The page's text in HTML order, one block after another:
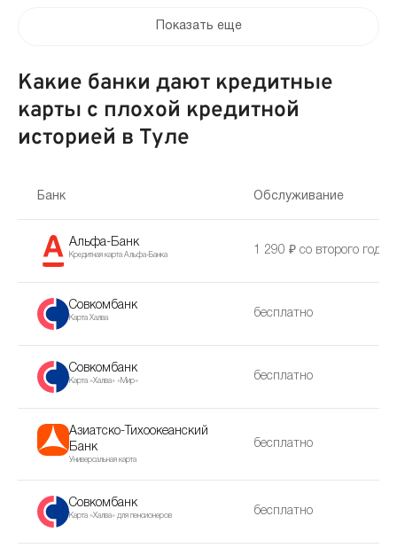
Показать еще
Какие банки дают кредитные
карты с плохой кредитной
историей в Туле
Банк Обслуживание
Альфа-Банк
Кредитная карта Альфа-Банка 1 290 ₽ со второго года
Совкомбанк
Карта Халва бесплатно
Совкомбанк
Карта «Халва» «Мир» бесплатно
Азиатско-Тихоокеанский
Банк
Универсальная карта
бесплатно
Совкомбанк
Карта «Халва» для пенсионеров бесплатно